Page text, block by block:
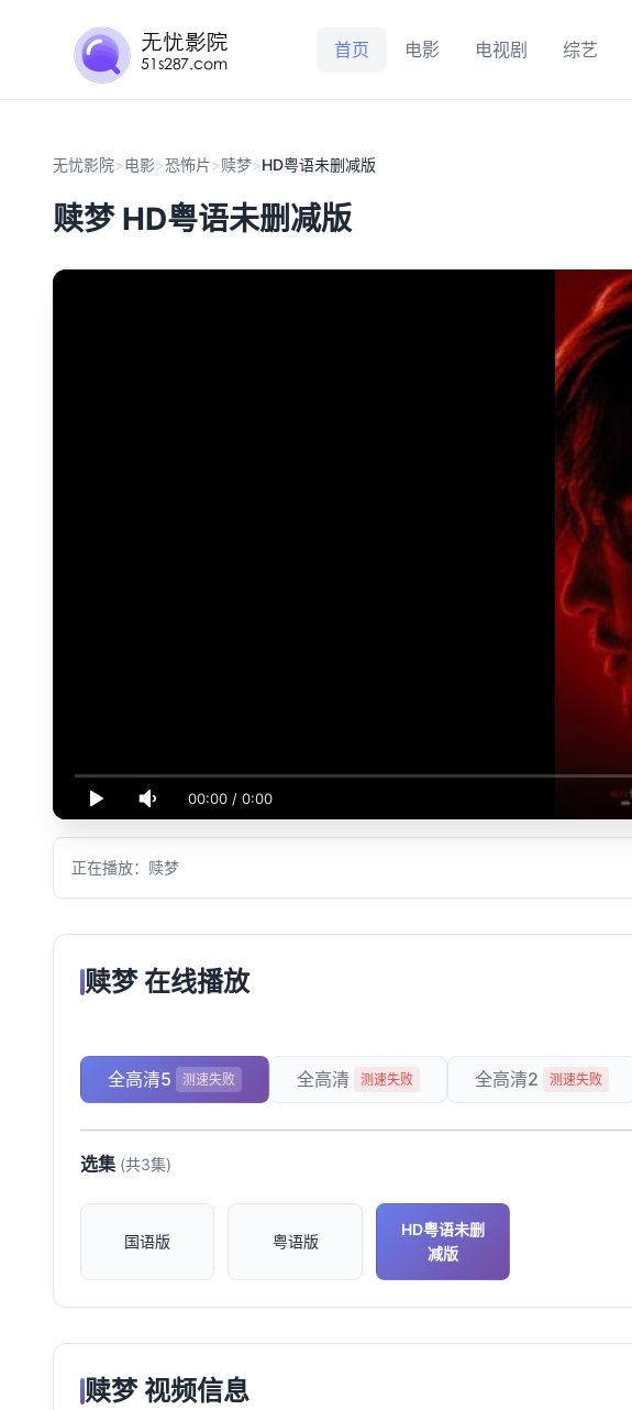
首页 电影 电视剧 综艺
无忧影院>电影>恐怖片>赎梦>HD粤语未删减版
赎梦 HD粤语未删减版
00:00 / 0:00
正在播放：赎梦
赎梦 在线播放
全高清5 测速失败 全高清 测速失败 全高清2 测速失败
选集 (共3集)
国语版 粤语版
HD粤语未删
减版
赎梦 视频信息